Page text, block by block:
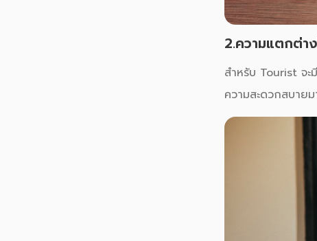
2.ความแตกต่า
สำหรับ Tourist จะ
ความสะดวกสบาย